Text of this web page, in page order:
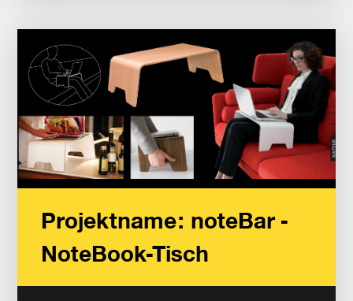
Projektname: noteBar -
NoteBook-Tisch